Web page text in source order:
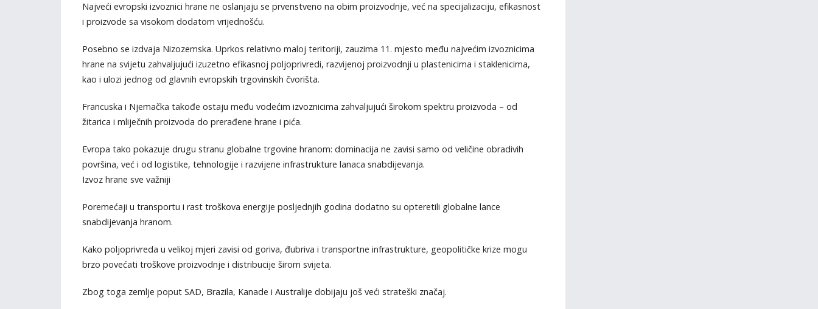
Najveći evropski izvoznici hrane ne oslanjaju se prvenstveno na obim proizvodnje, već na specijalizaciju, efikasnost
i proizvode sa visokom dodatom vrijednošću.
Posebno se izdvaja Nizozemska. Uprkos relativno maloj teritoriji, zauzima 11. mjesto među najvećim izvoznicima
hrane na svijetu zahvaljujući izuzetno efikasnoj poljoprivredi, razvijenoj proizvodnji u plastenicima i staklenicima,
kao i ulozi jednog od glavnih evropskih trgovinskih čvorišta.
Francuska i Njemačka takođe ostaju među vodećim izvoznicima zahvaljujući širokom spektru proizvoda – od
žitarica i mliječnih proizvoda do prerađene hrane i pića.
Evropa tako pokazuje drugu stranu globalne trgovine hranom: dominacija ne zavisi samo od veličine obradivih
površina, već i od logistike, tehnologije i razvijene infrastrukture lanaca snabdijevanja.
Izvoz hrane sve važniji
Poremećaji u transportu i rast troškova energije posljednjih godina dodatno su opteretili globalne lance
snabdijevanja hranom.
Kako poljoprivreda u velikoj mjeri zavisi od goriva, đubriva i transportne infrastrukture, geopolitičke krize mogu
brzo povećati troškove proizvodnje i distribucije širom svijeta.
Zbog toga zemlje poput SAD, Brazila, Kanade i Australije dobijaju još veći strateški značaj.